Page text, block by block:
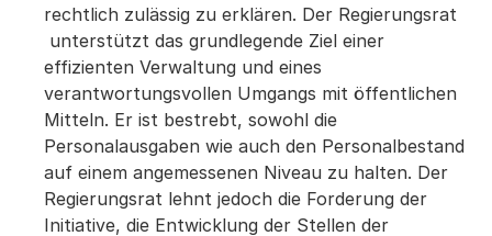
rechtlich zulässig zu erklären. Der Regierungsrat
unterstützt das grundlegende Ziel einer
effizienten Verwaltung und eines
verantwortungsvollen Umgangs mit öffentlichen
Mitteln. Er ist bestrebt, sowohl die
Personalausgaben wie auch den Personalbestand
auf einem angemessenen Niveau zu halten. Der
Regierungsrat lehnt jedoch die Forderung der
Initiative, die Entwicklung der Stellen der